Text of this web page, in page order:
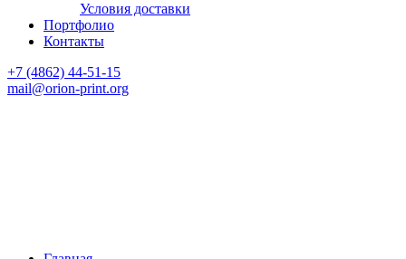
Условия доставки
Портфолио
Контакты
+7 (4862) 44-51-15
mail@orion-print.org